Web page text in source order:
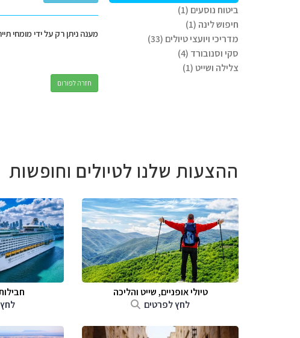
ביטוח נוסעים (1)
חיפוש לינה (1)
מדריכי ויועצי טיולים (33)
סקי וסנובורד (4)
צלילה ושייט (1)
מענה ניתן רק על ידי מומחי
חזרה לפורום
ההצעות שלנו לטיולים וחופשות
טיולי אופניים, שייט והליכה
לחץ לפרטים